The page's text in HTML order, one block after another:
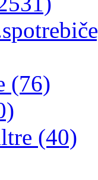
(76)
(40)